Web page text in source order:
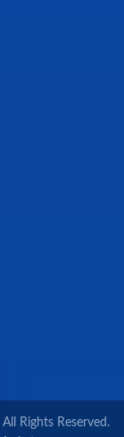
All Rights Reserved.